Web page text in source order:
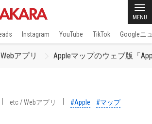
MENU
Instagram YouTube TikTok Googleニ
Webアプリ Appleマップのウェブ版「
etc/Webアプリ #Apple #マップ